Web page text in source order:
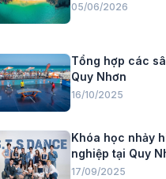
05/06/2026
Tổng hợp các
Quy Nhơn
16/10/2025
Khóa học nhảy
nghiệp tại Quy
Dance Studio
17/09/2025